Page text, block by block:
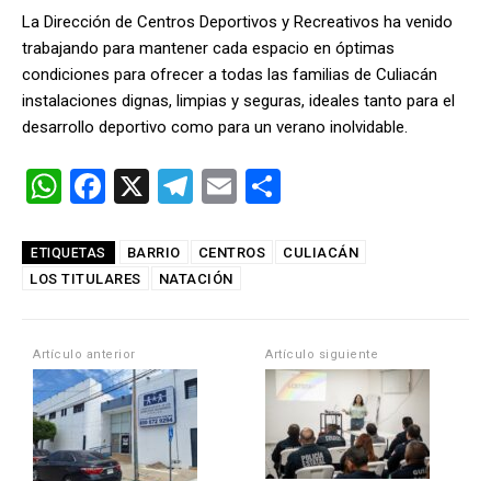
La Dirección de Centros Deportivos y Recreativos ha venido
trabajando para mantener cada espacio en óptimas
condiciones para ofrecer a todas las familias de Culiacán
instalaciones dignas, limpias y seguras, ideales tanto para el
desarrollo deportivo como para un verano inolvidable.
W
at
s
p
p
F
ce
b
o
k
X
T
e
gr
m
E
ail m
tir
ETIQUETAS BARRIO CENTROS
CULIACÁN
LOS TITULARES
NATACIÓN
Artículo anterior Artículo siguiente